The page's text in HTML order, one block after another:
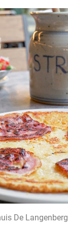
De Langenberg